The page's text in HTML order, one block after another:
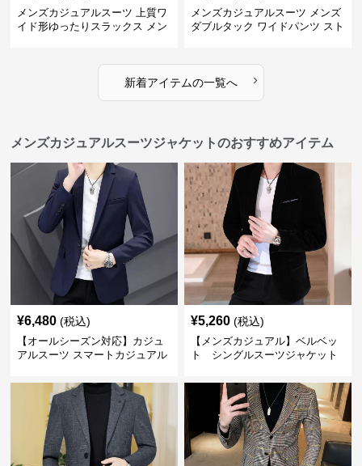
メンズカジュアルスーツ 上質ワ
イド形ゆったりスラックス メン
メンズカジュアルスーツ メンズ
ダブルタック ワイドパンツ スト
新着アイテムの一覧へ ›
メンズカジュアルスーツジャケットのおすすめアイテム
¥6,480 (税込)
【オールシーズン対応】カジュ
アルスーツ スマートカジュアル
¥5,260 (税込)
【メンズカジュアル】ベルベッ
ト シングルスーツジャケット